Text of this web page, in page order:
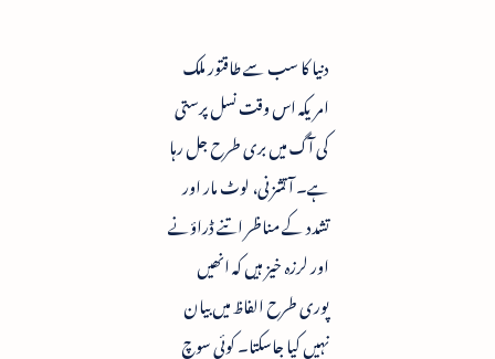
دنیا کا سب سے طاقتور ملک
امریکہ اس وقت نسل پرستی
کی آگ میں بری طرح جل رہا
ہے۔ آتشزنی، لوٹ مار اور
تشدد کے مناظر اتنے ڈراؤنے
اور لرزہ خیز ہیں کہ انھیں
پوری طرح الفاظ میں بیان
نہیں کیا جاسکتا۔ کوئی سوچ